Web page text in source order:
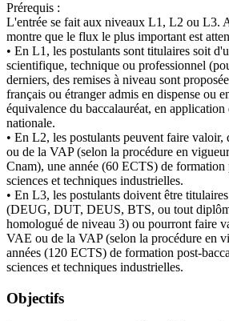
Prérequis :
L'entrée se fait aux niveaux L1, L2 ou L3.
montre que le flux le plus important est
• En L1, les postulants sont titulaires soit
scientifique, technique ou professionnel
derniers, des remises à niveau sont
français ou étranger admis en dispense ou
équivalence du baccalauréat, en application
nationale.
• En L2, les postulants peuvent faire valoir,
ou de la VAP (selon la procédure en
Cnam), une année (60 ECTS) de
sciences et techniques industrielles.
• En L3, les postulants doivent être
(DEUG, DUT, DEUS, BTS, ou tout
homologué de niveau 3) ou pourront faire
VAE ou de la VAP (selon la procédure en
années (120 ECTS) de formation post-
sciences et techniques industrielles.
Objectifs